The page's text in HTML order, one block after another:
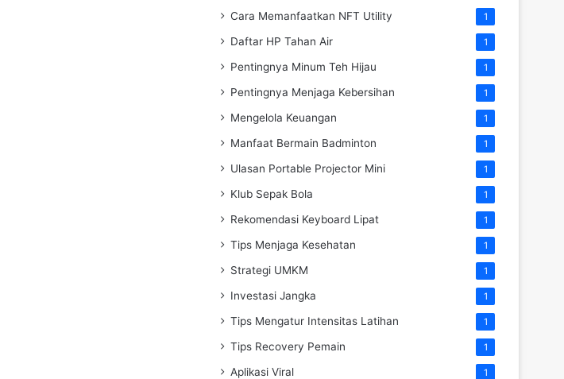
Cara Memanfaatkan NFT Utility 1
Daftar HP Tahan Air 1
Pentingnya Minum Teh Hijau 1
Pentingnya Menjaga Kebersihan 1
Mengelola Keuangan 1
Manfaat Bermain Badminton 1
Ulasan Portable Projector Mini 1
Klub Sepak Bola 1
Rekomendasi Keyboard Lipat 1
Tips Menjaga Kesehatan 1
Strategi UMKM 1
Investasi Jangka 1
Tips Mengatur Intensitas Latihan 1
Tips Recovery Pemain 1
Aplikasi Viral 1